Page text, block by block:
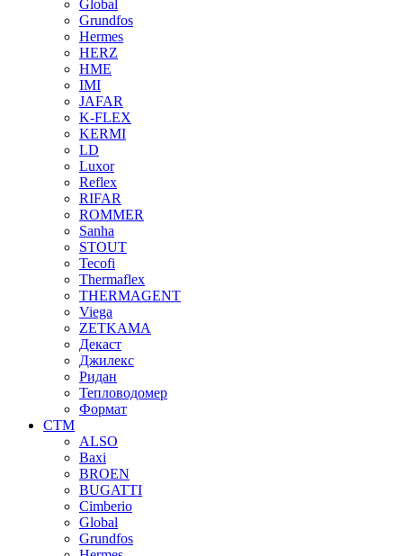
Global
Grundfos
Hermes
HERZ
HME
IMI
JAFAR
K-FLEX
KERMI
LD
Luxor
Reflex
RIFAR
ROMMER
Sanha
STOUT
Tecofi
Thermaflex
THERMAGENT
Viega
ZETKAMA
Декаст
Джилекс
Ридан
Тепловодомер
Формат
СТМ
ALSO
Baxi
BROEN
BUGATTI
Cimberio
Global
Grundfos